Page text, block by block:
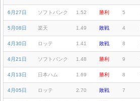
6月27日 ソフトバンク 1.52 勝利 5
5月08日 楽天 1.49 敗戦 4
4月30日 ロッテ 1.41 敗戦 8
4月21日 ソフトバンク 1.48 勝利 9
4月13日 日本ハム 1.69 勝利 8
4月05日 ロッテ 2.70 敗戦 7